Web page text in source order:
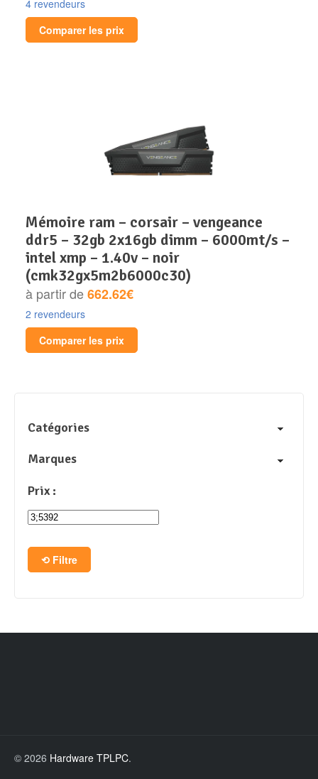
4 revendeurs
Comparer les prix
mémoire ram – corsair – vengeance
ddr5 – 32gb 2x16gb dimm – 6000mt/s –
intel xmp – 1.40v – noir
(cmk32gx5m2b6000c30)
à partir de662.62€
2 revendeurs
Comparer les prix
Catégories
Marques
Prix :
Filtre
© 2026 Hardware TPLPC.